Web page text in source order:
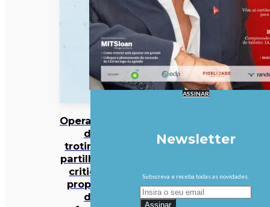
Operadores
de
trotinetes
partilhadas
criticam
proposta
de
ASSINAR
Newsletter
Subscreva e receba todas as novidades.
Assinar